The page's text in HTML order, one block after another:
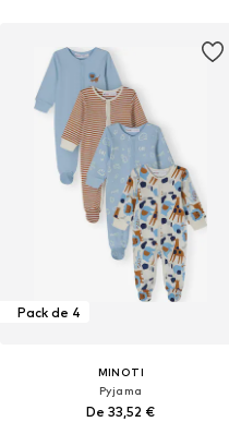
Pack de 4
MINOTI
Pyjama
De 33,52 €